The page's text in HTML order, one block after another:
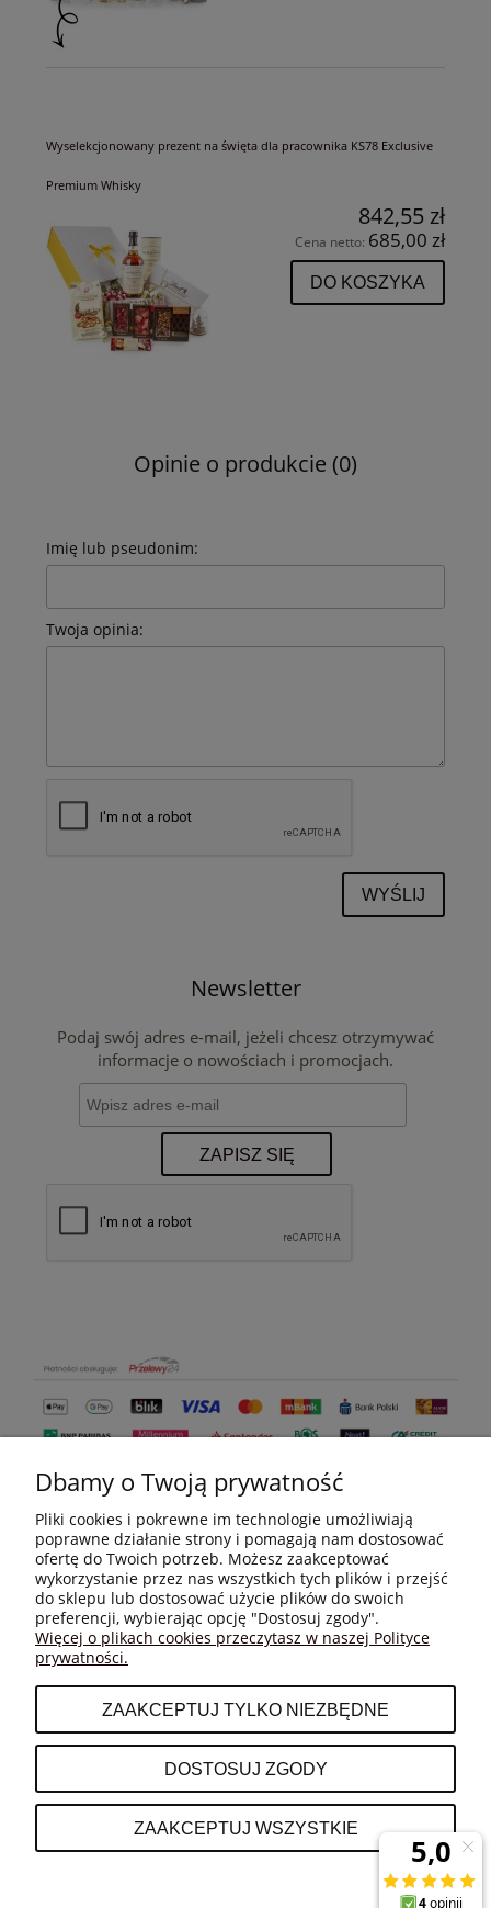
Wyselekcjonowany prezent na święta dla pracownika KS78 Exclusive
Premium Whisky
842,55 zł
Cena netto: 685,00 zł
DO KOSZYKA
Opinie o produkcie (0)
Imię lub pseudonim:
Twoja opinia:
WYŚLIJ
Newsletter
Podaj swój adres e-mail, jeżeli chcesz otrzymywać
informacje o nowościach i promocjach.
ZAPISZ SIĘ
MOJE KONTO
INFORMACJE
O NAS
Dbamy o Twoją prywatność
Pliki cookies i pokrewne im technologie umożliwiają
poprawne działanie strony i pomagają nam dostosować
ofertę do Twoich potrzeb. Możesz zaakceptować
wykorzystanie przez nas wszystkich tych plików i przejść
do sklepu lub dostosować użycie plików do swoich
preferencji, wybierając opcję "Dostosuj zgody".
Więcej o plikach cookies przeczytasz w naszej Polityce
prywatności.
ZAAKCEPTUJ TYLKO NIEZBĘDNE
DOSTOSUJ ZGODY
ZAAKCEPTUJ WSZYSTKIE